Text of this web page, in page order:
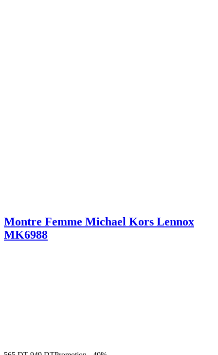
Montre Femme Michael Kors Lennox
MK6988